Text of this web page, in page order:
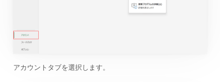
アカウントタブを選択します。